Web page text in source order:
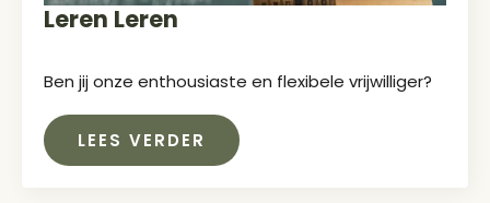
Leren Leren
Ben jij onze enthousiaste en flexibele vrijwilliger?
LEES VERDER